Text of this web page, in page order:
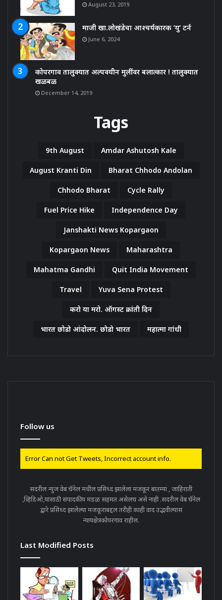
August 23, 2019
माजी खा.लोखंडेचा आश्चर्यकारक ‘यु’ टर्न
June 6, 2024
कोपरगाव तालुक्यात अल्पवयीन मुलींवर बलात्कार ! तालुक्यात
खळबळ
December 14, 2019
Tags
9th August Amdar Ashutosh Kale
August Kranti Din Bharat Chhodo Andolan
Chhodo Bharat Cycle Rally
Fuel Price Hike Independence Day
Janshakti News Kopargaon
Kopargaon News Maharashtra
Mahatma Gandhi Quit India Movement
Travel Yuva Sena Protest
करो या मरो. ऑगस्ट क्रांती दिन
भारत छोडो आंदोलन. छोडो भारत महात्मा गांधी
Follow us
Error Can not Get Tweets, Incorrect account info.
सदरील न्युज वेब चॅनेल मधील प्रसिध्द झालेला मजकूर बातम्या , जाहिराती
,व्हिडिओ,यांसाठी संपादकीय मंडळ सहमत असेलच असे नाही .सदरील वेब चॅनेल
द्वारे प्रसिध्द झालेल्या मजकूराबद्दल तरीही काही वाद उद्भवील्यास
न्यायक्षेत्रकोपरगाव राहील.
Last Modified Posts